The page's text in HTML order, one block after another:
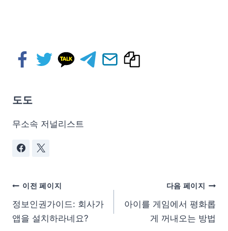
도도
무소속 저널리스트
이전 페이지
정보인권가이드: 회사가
앱을 설치하라네요?
다음 페이지
아이를 게임에서 평화롭
게 꺼내오는 방법